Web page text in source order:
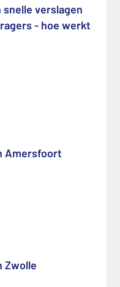
verslagen
- hoe werkt
Amersfoort
Zwolle